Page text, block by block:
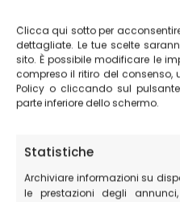
Clicca qui sotto per
dettagliate. Le tue scelte
sito. È possibile modificare le
compreso il ritiro del
Policy o cliccando sul
parte inferiore dello schermo.
Statistiche
Archiviare informazioni su
le prestazioni degli
Le guide